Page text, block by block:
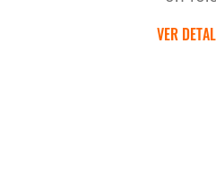
VER